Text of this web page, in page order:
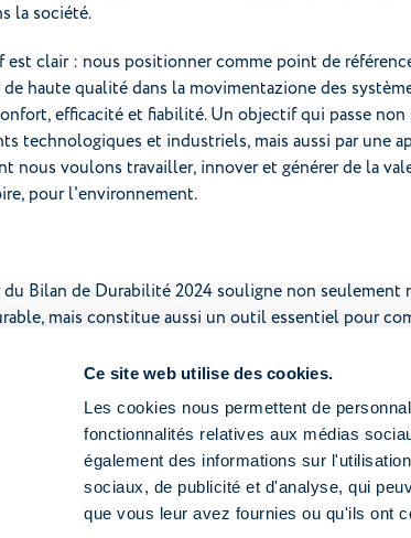
Ce site web utilise des cookies.
Les cookies nous permettent de
fonctionnalités relatives aux médias
également des informations sur
sociaux, de publicité et d'analyse, qui
que vous leur avez fournies ou qu'ils ont
la société.
clair : nous positionner comme point de
haute qualité dans la movimentazione des
efficacité et fiabilité. Un objectif qui passe non
technologiques et industriels, mais aussi par une
nous voulons travailler, innover et générer de la
pour l'environnement.
du Bilan de Durabilité 2024 souligne non seulement
mais constitue aussi un outil essentiel pour
performances et les objectifs que nous nous fixons
sont essentiels pour notre succès continu.
détails et pour télécharger le rapport,visitez la page